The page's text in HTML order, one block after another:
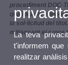
procediment DOC-
qualificació
la sol·licitud del
mitjançant el
La teva
t'informem
realitzar